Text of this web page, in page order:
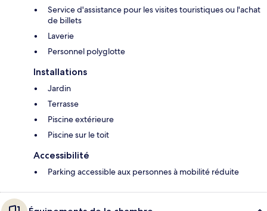
Service d'assistance pour les visites touristiques ou l'achat
de billets
Laverie
Personnel polyglotte
Installations
Jardin
Terrasse
Piscine extérieure
Piscine sur le toit
Accessibilité
Parking accessible aux personnes à mobilité réduite